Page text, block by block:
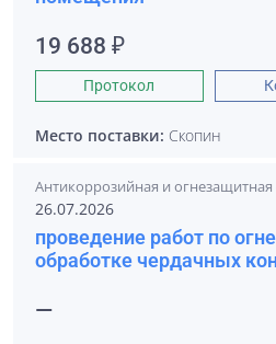
19 688 ₽
Протокол
Место поставки: Скопин
Антикоррозийная и огнезащитная
26.07.2026
проведение работ по
обработке чердачных
—